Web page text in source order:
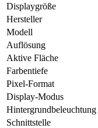
Displaygröße
Hersteller
Modell
Auflösung
Aktive Fläche
Farbentiefe
Pixel-Format
Display-Modus
Hintergrundbeleuchtung
Schnittstelle